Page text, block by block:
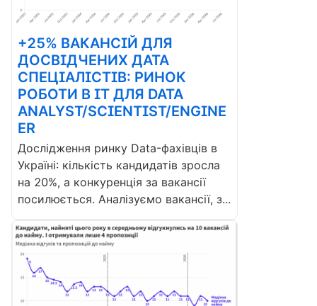
+25% ВАКАНСІЙ ДЛЯ
ДОСВІДЧЕНИХ ДАТА
СПЕЦІАЛІСТІВ: РИНОК
РОБОТИ В ІТ ДЛЯ DATA
ANALYST/SCIENTIST/ENGINE
ER
Дослідження ринку Data-фахівців в
Україні: кількість кандидатів зросла
на 20%, а конкуренція за вакансії
посилюється. Аналізуємо вакансії, з...